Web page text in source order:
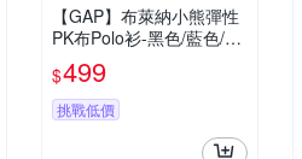
【GAP】布萊納小熊彈性
PK布Polo衫-黑色/藍色/白
色(888347)
$499
挑戰低價